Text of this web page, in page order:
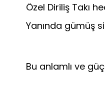
Özel Diriliş Takı
Yanında gümüş
Bu anlamlı ve